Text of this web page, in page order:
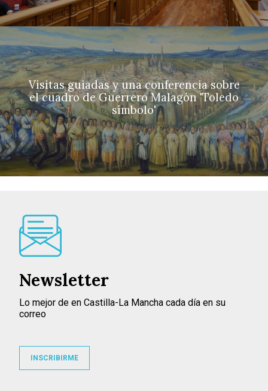
Visitas guiadas y una conferencia sobre
el cuadro de Guerrero Malagón 'Toledo
símbolo'
Newsletter
Lo mejor de en Castilla-La Mancha cada día en su
correo
INSCRIBIRME